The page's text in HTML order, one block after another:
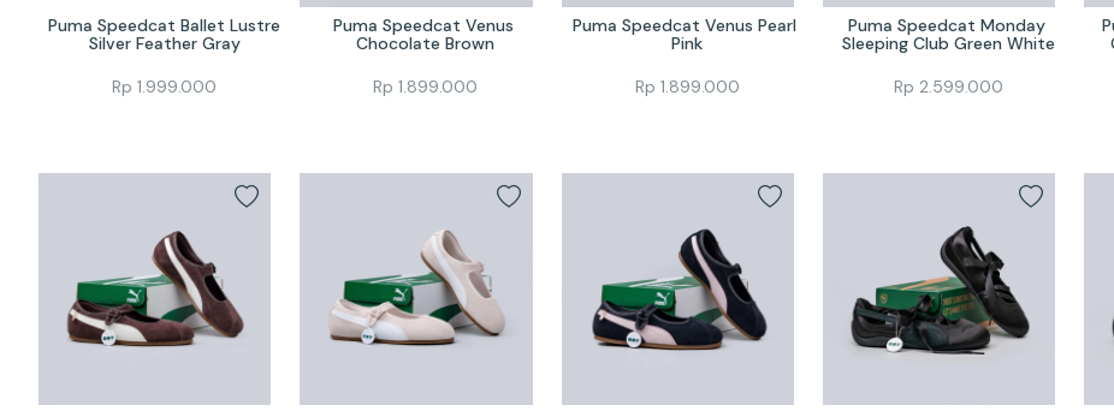
Puma Speedcat Ballet Lustre
Silver Feather Gray
Rp1.999.000
Puma Speedcat Venus
Chocolate Brown
Rp1.899.000
Puma Speedcat Venus Pearl
Pink
Rp 1.899.000
Puma Speedcat Monday
Sleeping Club Green White
Rp 2.599.000